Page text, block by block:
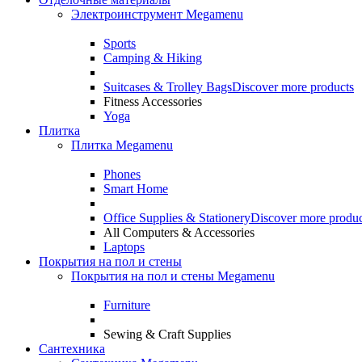
Электроинструмент Megamenu
Sports
Camping & Hiking
Suitcases & Trolley BagsDiscover more products
Fitness Accessories
Yoga
Плитка
Плитка Megamenu
Phones
Smart Home
Office Supplies & StationeryDiscover more
All Computers & Accessories
Laptops
Покрытия на пол и стены
Покрытия на пол и стены Megamenu
Furniture
Sewing & Craft Supplies
Сантехника